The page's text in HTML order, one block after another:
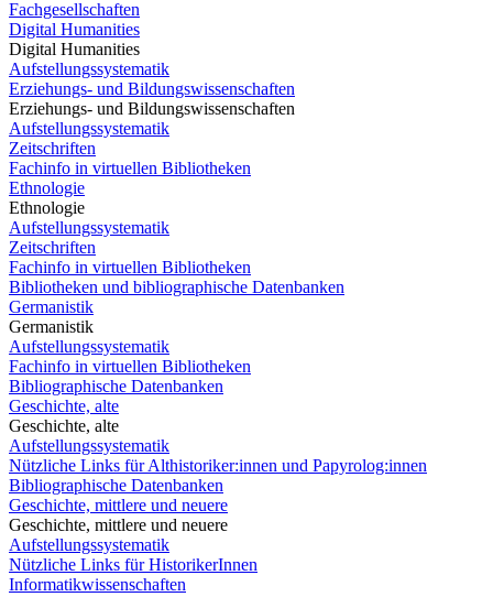
Fachgesellschaften
Digital Humanities
Digital Humanities
Aufstellungssystematik
Erziehungs- und Bildungswissenschaften
Erziehungs- und Bildungswissenschaften
Aufstellungssystematik
Zeitschriften
Fachinfo in virtuellen Bibliotheken
Ethnologie
Ethnologie
Aufstellungssystematik
Zeitschriften
Fachinfo in virtuellen Bibliotheken
Bibliotheken und bibliographische Datenbanken
Germanistik
Germanistik
Aufstellungssystematik
Fachinfo in virtuellen Bibliotheken
Bibliographische Datenbanken
Geschichte, alte
Geschichte, alte
Aufstellungssystematik
Nützliche Links für Althistoriker:innen und Papyrolog:innen
Bibliographische Datenbanken
Geschichte, mittlere und neuere
Geschichte, mittlere und neuere
Aufstellungssystematik
Nützliche Links für HistorikerInnen
Informatikwissenschaften